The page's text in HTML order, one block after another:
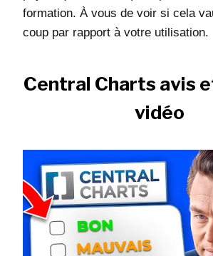
formation. À vous de voir si cela
coup par rapport à votre utilisation.
Central Charts avis
vidéo